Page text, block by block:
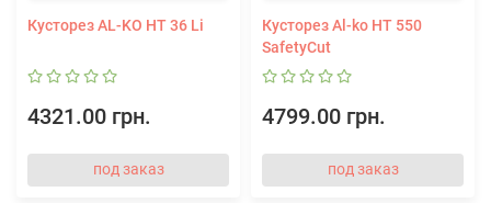
Кусторез AL-KO HT 36 Li
4321.00 грн.
под заказ
Кусторез Al-ko HT 550
SafetyCut
4799.00 грн.
под заказ